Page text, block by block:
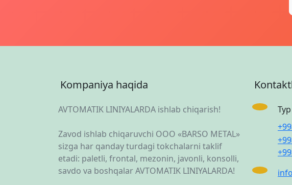
Kompaniya haqida
AVTOMATIK LINIYALARDA ishlab chiqarish!
Zavod ishlab chiqaruvchi OOO «BARSO METAL»
sizga har qanday turdagi tokchalarni taklif
etadi: paletli, frontal, mezonin, javonli, konsolli,
savdo va boshqalar AVTOMATIK LINIYALARDA!